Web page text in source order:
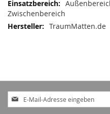
Zwischenbereich
TraumMatten.de
Anmeldung
zum